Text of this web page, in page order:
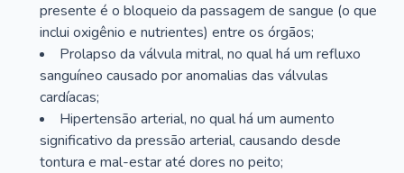
presente é o bloqueio da passagem de sangue (o que
inclui oxigênio e nutrientes) entre os órgãos;
Prolapso da válvula mitral, no qual há um refluxo
sanguíneo causado por anomalias das válvulas
cardíacas;
Hipertensão arterial, no qual há um aumento
significativo da pressão arterial, causando desde
tontura e mal-estar até dores no peito;